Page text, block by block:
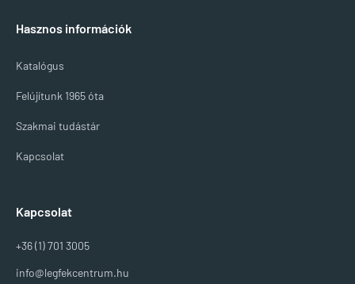
Hasznos információk
Katalógus
Felújítunk 1965 óta
Szakmai tudástár
Kapcsolat
Kapcsolat
+36 (1) 701 3005
info@legfekcentrum.hu